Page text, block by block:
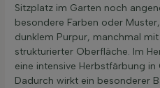
Sitzplatz im Garten noch
besondere Farben oder
dunklem Purpur, manchmal
strukturierter Oberfläche. Im
eine intensive Herbstfärbung
Dadurch wirkt ein besonderer